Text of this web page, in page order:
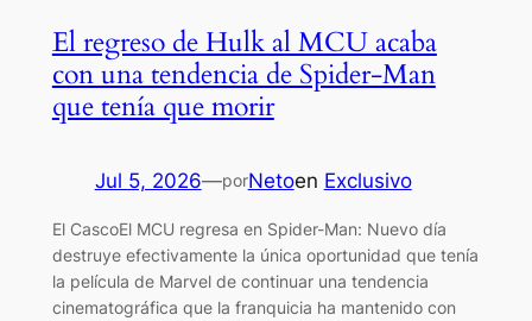
El regreso de Hulk al MCU acaba
con una tendencia de Spider-Man
que tenía que morir
Jul 5, 2026—porNetoen Exclusivo
El CascoEl MCU regresa en Spider-Man: Nuevo día
destruye efectivamente la única oportunidad que tenía
la película de Marvel de continuar una tendencia
cinematográfica que la franquicia ha mantenido con